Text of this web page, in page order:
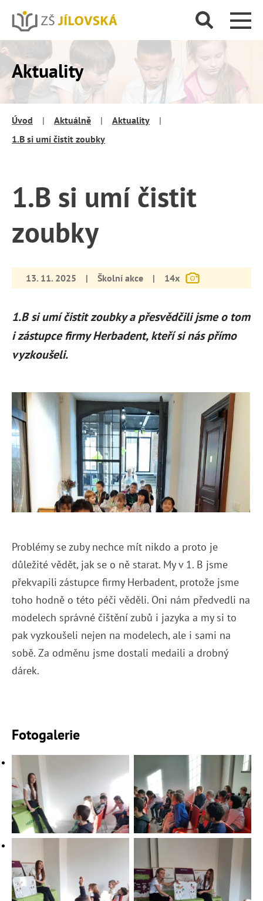
Aktuality
Úvod | Aktuálně | Aktuality
|
1.B si umí čistit zoubky
1.B si umí čistit
zoubky
13. 11. 2025 | Školní akce | 14x
1.B si umí čistit zoubky a přesvědčili jsme o tom
i zástupce firmy Herbadent, kteří si nás přímo
vyzkoušeli.
Problémy se zuby nechce mít nikdo a proto je
důležité vědět, jak se o ně starat. My v 1. B jsme
překvapili zástupce firmy Herbadent, protože jsme
toho hodně o této péči věděli. Oni nám předvedli na
modelech správné čištění zubů i jazyka a my si to
pak vyzkoušeli nejen na modelech, ale i sami na
sobě. Za odměnu jsme dostali medaili a drobný
dárek.
Fotogalerie